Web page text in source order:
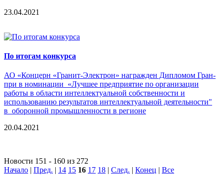
23.04.2021
По итогам конкурса
АО «Концерн «Гранит-Электрон» награжден Дипломом Гран-
при в номинации «Лучшее предприятие по организации
работы в области интеллектуальной собственности и
использованию результатов интеллектуальной деятельности"
в оборонной промышленности в регионе
20.04.2021
Новости 151 - 160 из 272
Начало | Пред. | 14 15 16 17 18 | След. | Конец | Все